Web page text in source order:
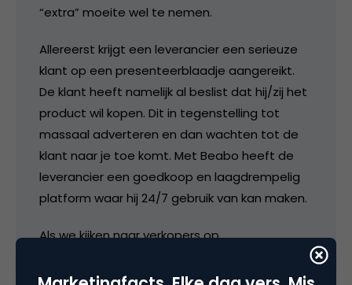
“extra” moeite wel te nemen.
Allereerst krijgt een leverancier een serieuze
klant op een presenteerblaadje aangereikt.
De klant heeft namelijk al beslist dat hij/zij het
product wil kopen. Dit in tegenstelling tot
massaal adverteren en dan wachten tot de
klant naar je toe komt. Met Beabo heeft de
leverancier een goedkoop en laagdrempelig
platform waar hij 24/7 gebruik van kan maken.
Als we kijken naar verkopers op
maken krijgen met veel onzinbiedingen en dus